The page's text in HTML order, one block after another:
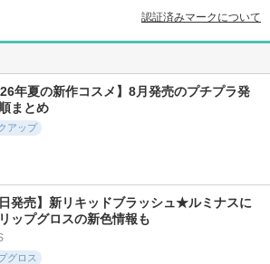
認証済みマークについて
年夏の新作コスメ】8月発売のプチプラ発
まとめ
アップ
日発売】新リキッドブラッシュ★ルミナスに
ップグロスの新色情報も
グロス